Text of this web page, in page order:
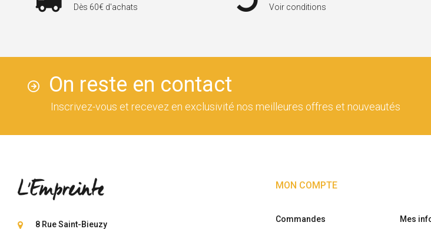
Dès 60€ d'achats
Voir conditions
On reste en contact
Inscrivez-vous et recevez en exclusivité nos meilleures offres et nouveautés
8 Rue Saint-Bieuzy
MON COMPTE
Commandes
Mes